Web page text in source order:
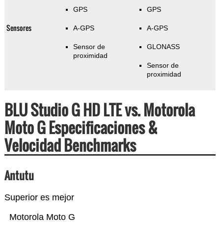
Sensores
GPS
A-GPS
Sensor de
proximidad
GPS
A-GPS
GLONASS
Sensor de
proximidad
BLU Studio G HD LTE vs. Motorola
Moto G Especificaciones &
Velocidad Benchmarks
Antutu
Superior es mejor
Motorola Moto G